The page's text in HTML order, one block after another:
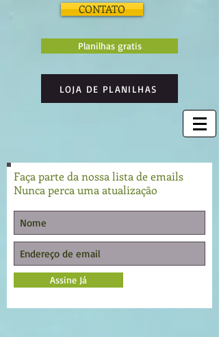
CONTATO
Planilhas gratis
LOJA DE PLANILHAS
Faça parte da nossa lista de emails
Nunca perca uma atualização
Assine Já